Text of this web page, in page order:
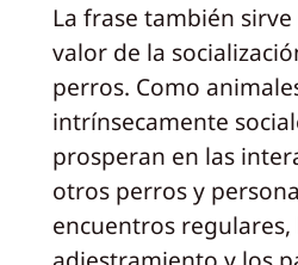
La frase también
valor de la
perros. Como
intrínsecamente
prosperan en las
otros perros y
encuentros regulares,